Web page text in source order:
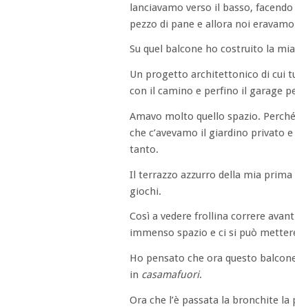
lanciavamo verso il basso,
pezzo di pane e allora noi
Su quel balcone ho costruito la
Un progetto architettonico di cui
con il camino e perfino il garage
Amavo molto quello spazio.
che c’avevamo il giardino privato
tanto.
Il terrazzo azzurro della mia
giochi.
Così a vedere frollina correre
immenso spazio e ci si può
Ho pensato che ora questo
in casamafuori.
Ora che l’è passata la bronchite